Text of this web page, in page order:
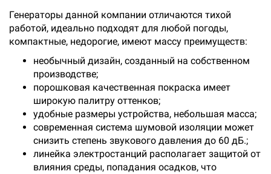
Генераторы данной компании отличаются тихой
работой, идеально подходят для любой погоды,
компактные, недорогие, имеют массу преимуществ:
необычный дизайн, созданный на собственном
производстве;
порошковая качественная покраска имеет
широкую палитру оттенков;
удобные размеры устройства, небольшая масса;
современная система шумовой изоляции может
снизить степень звукового давления до 60 дБ.;
линейка электростанций располагает защитой от
влияния среды, попадания осадков, что